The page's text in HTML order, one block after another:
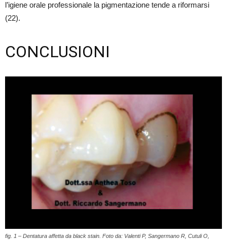
l’igiene orale professionale la pigmentazione tende a riformarsi
(22).
CONCLUSIONI
fig. 1 – Dentatura affetta da black stain. Foto da: Valenti P, Sangermano R, Cutuli O,